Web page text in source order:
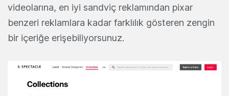
videolarına, en iyi sandviç reklamından pixar
benzeri reklamlara kadar farklılık gösteren zengin
bir içeriğe erişebiliyorsunuz.